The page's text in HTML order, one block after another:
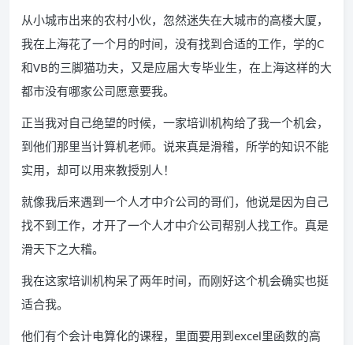
从小城市出来的农村小伙，忽然迷失在大城市的高楼大厦，
我在上海花了一个月的时间，没有找到合适的工作，学的C
和VB的三脚猫功夫，又是应届大专毕业生，在上海这样的大
都市没有哪家公司愿意要我。
正当我对自己绝望的时候，一家培训机构给了我一个机会，
到他们那里当计算机老师。说来真是滑稽，所学的知识不能
实用，却可以用来教授别人！
就像我后来遇到一个人才中介公司的哥们，他说是因为自己
找不到工作，才开了一个人才中介公司帮别人找工作。真是
滑天下之大稽。
我在这家培训机构呆了两年时间，而刚好这个机会确实也挺
适合我。
他们有个会计电算化的课程，里面要用到excel里函数的高